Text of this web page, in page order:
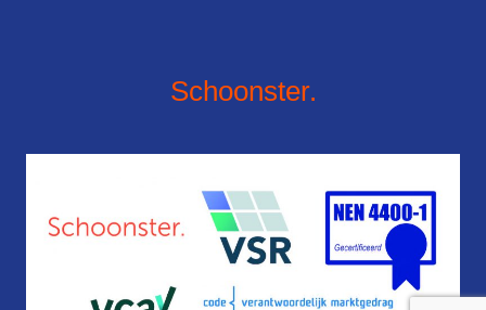
Schoonster.